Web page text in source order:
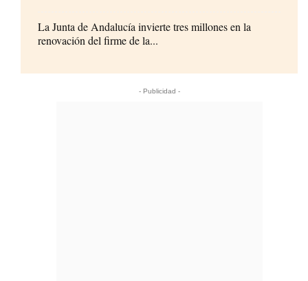
La Junta de Andalucía invierte tres millones en la
renovación del firme de la...
- Publicidad -